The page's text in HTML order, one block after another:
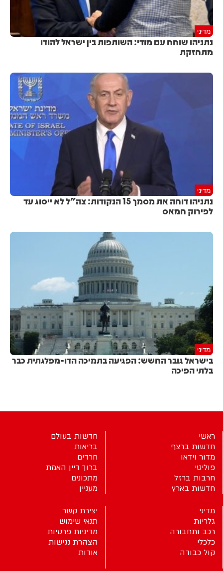
מדיני
נתניהו שוחח עם מודי: השותפות בין ישראל להודו
מתחזקת
מדיני
נתניהו דוחה את מסמך 15 הנקודות: צה"ל לא ייסוג עד
לפירוק חמאס
מדיני
בישראל גובר החשש: הפגיעה בתמיכה הדו-מפלגתית כבר
בלתי הפיכה
ראשי
חדשות ברצף
מדור וידאו
פוליטי
חרבות ברזל
חדשות בארץ
חדשות בעולם
בריאות
חרדים
ברוך דיין האמת
מתכונים
מעניין
מדיני
גלריות
רכב ותחבורה
כלכלי
קול כבודה
יצירת קשר
תנאי שימוש
מדיניות פרטיות
הצהרת נגישות
אודות